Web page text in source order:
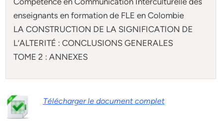
enseignants en formation de FLE en Colombie
LA CONSTRUCTION DE LA SIGNIFICATION DE
L’ALTERITÉ : CONCLUSIONS GENERALES
TOME 2 : ANNEXES
Télécharger le document complet